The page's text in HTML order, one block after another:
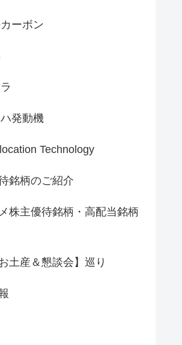
ーボン
発動機
Technology
銘柄のご紹介
株主優待銘柄・高配当銘柄
土産＆懇談会】巡り